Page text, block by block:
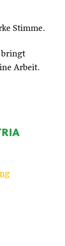
Stimme.
bringt
Arbeit.